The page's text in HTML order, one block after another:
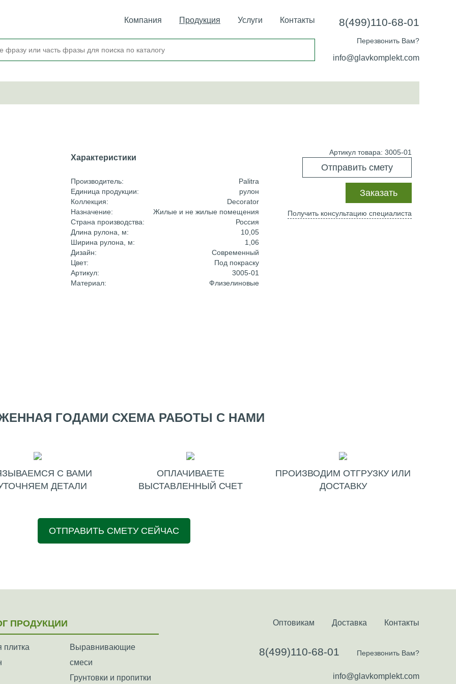
Компания Продукция Услуги Контакты 8(499)110-68-01
Перезвонить Вам?
info@glavkomplekt.com
Характеристики
Производитель:
Palitra
Единица продукции:
рулон
Коллекция:
Decorator
Назначение:
Жилые и не жилые помещения
Страна производства:
Россия
Длина рулона, м:
10,05
Ширина рулона, м:
1,06
Дизайн:
Современный
Цвет:
Под покраску
Артикул:
3005-01
Материал:
Флизелиновые
Артикул товара: 3005-01
Отправить смету
Заказать
Получить консультацию специалиста
ГОДАМИ СХЕМА РАБОТЫ С НАМИ
С ВАМИ
ДЕТАЛИ
ОПЛАЧИВАЕТЕ
ВЫСТАВЛЕННЫЙ СЧЕТ
ПРОИЗВОДИМ ОТГРУЗКУ ИЛИ
ДОСТАВКУ
ОТПРАВИТЬ СМЕТУ СЕЙЧАС
ПРОДУКЦИИ
плитка
Выравнивающие
смеси
Грунтовки и пропитки
Оптовикам Доставка Контакты
8(499)110-68-01 Перезвонить Вам?
info@glavkomplekt.com